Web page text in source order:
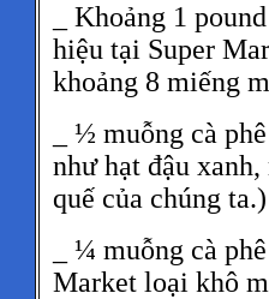
_ Khoảng 1
hiệu tại Super
khoảng 8 miếng
_ ½ muỗng cà
như hạt đậu
quế của chúng ta.)
_ ¼ muỗng cà
Market loại khô